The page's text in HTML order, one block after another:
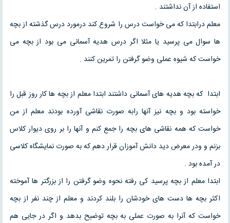
استفاده از آن نداشتند .
معلم درابتدا که می خواست درس را شروع کند درمورد درس گذشته از بچه
ها سوال می پرسید یا مثلا اگر درس هدیه آسمانی می بود از بچه می
خواست که شیوه عملی وضو گرفتن را تمرین کنند .
ابتدا که بچه هدیه های آسمانی داشتند ابتدا معلم از بچه ها کار روز قبل را
خواسته بود و بچه نیز آنها رابه صورت نقاشی آورده بودند معلم از من
خواست که همه نقاشی های بچه را جمع کنم و آنها را بر روی دیوار کلاس
بزنم و ودر معرض دید دانش آموزان قرار دهم که به صورت نمایشگاه کلاسی
در آمده بود .
ابتدا معلم از بچه پرسید کی رفته نحوه وضو گرفتن را از بزرگتر ها آموخته
اکثر بچه ها دست های خودشان را بلند کردند و معلم از چند نفر از بچه
خواست که آنرا به صورت عملی به بچه توضیح بدهد و اگر در جایی هم